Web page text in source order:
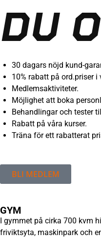
DU
30 dagars nöjd kund-
10% rabatt på ord.priser i
Medlemsaktiviteter.
Möjlighet att boka
Behandlingar och tester
Rabatt på våra kurser.
Träna för ett rabatterat
BLI MEDLEM
GYM
I gymmet på cirka 700 kvm
friviktsyta, maskinpark och